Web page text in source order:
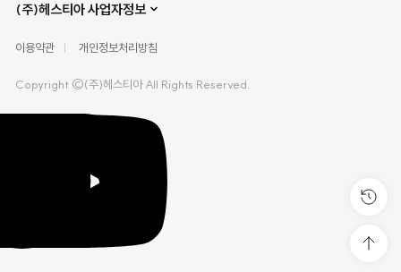
(주)헤스티아 사업자정보
이용약관 개인정보처리방침
Copyright ©(주)헤스티아 All Rights Reserved.